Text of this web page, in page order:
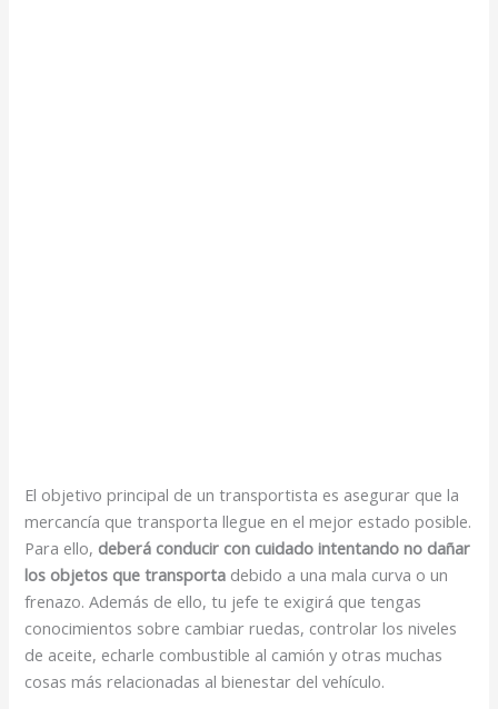
El objetivo principal de un transportista es asegurar que la
mercancía que transporta llegue en el mejor estado posible.
Para ello, deberá conducir con cuidado intentando no dañar
los objetos que transporta debido a una mala curva o un
frenazo. Además de ello, tu jefe te exigirá que tengas
conocimientos sobre cambiar ruedas, controlar los niveles
de aceite, echarle combustible al camión y otras muchas
cosas más relacionadas al bienestar del vehículo.